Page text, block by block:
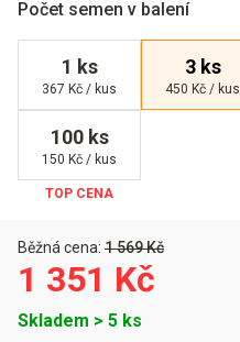
Počet semen v balení
1 ks
367 Kč / kus
3 ks
450 Kč / kus
100 ks
150 Kč / kus
Běžná cena: 1 569 Kč
1 351 Kč
Skladem > 5 ks